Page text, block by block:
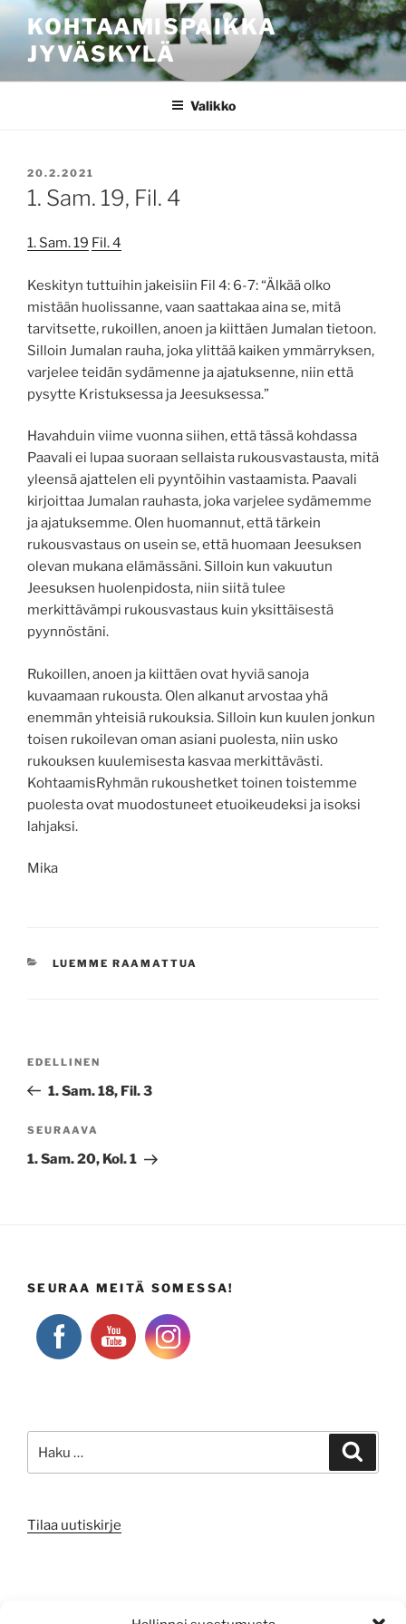
sisältöönKOHTAAMISPAIKKA
JYVÄSKYLÄ
Valikko
JULKAISTU
20.2.2021
1. Sam. 19, Fil. 4
1. Sam. 19 Fil. 4
Keskityn tuttuihin jakeisiin Fil 4: 6-7: “Älkää olko
mistään huolissanne, vaan saattakaa aina se, mitä
tarvitsette, rukoillen, anoen ja kiittäen Jumalan tietoon.
Silloin Jumalan rauha, joka ylittää kaiken ymmärryksen,
varjelee teidän sydämenne ja ajatuksenne, niin että
pysytte Kristuksessa ja Jeesuksessa.”
Havahduin viime vuonna siihen, että tässä kohdassa
Paavali ei lupaa suoraan sellaista rukousvastausta, mitä
yleensä ajattelen eli pyyntöihin vastaamista. Paavali
kirjoittaa Jumalan rauhasta, joka varjelee sydämemme
ja ajatuksemme. Olen huomannut, että tärkein
rukousvastaus on usein se, että huomaan Jeesuksen
olevan mukana elämässäni. Silloin kun vakuutun
Jeesuksen huolenpidosta, niin siitä tulee
merkittävämpi rukousvastaus kuin yksittäisestä
pyynnöstäni.
Rukoillen, anoen ja kiittäen ovat hyviä sanoja
kuvaamaan rukousta. Olen alkanut arvostaa yhä
enemmän yhteisiä rukouksia. Silloin kun kuulen jonkun
toisen rukoilevan oman asiani puolesta, niin usko
rukouksen kuulemisesta kasvaa merkittävästi.
KohtaamisRyhmän rukoushetket toinen toistemme
puolesta ovat muodostuneet etuoikeudeksi ja isoksi
lahjaksi.
Mika
KATEGORIAT
LUEMME RAAMATTUA
Edellinen
artikkeli
EDELLINEN
1. Sam. 18, Fil. 3
Seuraava
artikkeli
SEURAAVA
1. Sam. 20, Kol. 1
SEURAA MEITÄ SOMESSA!
Tilaa uutiskirje